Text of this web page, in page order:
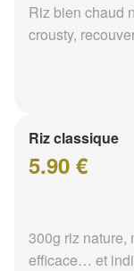
Riz bien chaud
crousty,
Riz classique
5.90 €
300g riz nature,
efficace… et